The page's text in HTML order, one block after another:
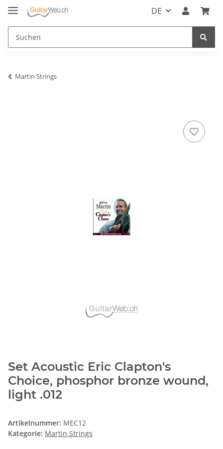
DE
Martin Strings
Set Acoustic Eric Clapton's
Choice, phosphor bronze wound,
light .012
Artikelnummer: MEC12
Kategorie: Martin Strings